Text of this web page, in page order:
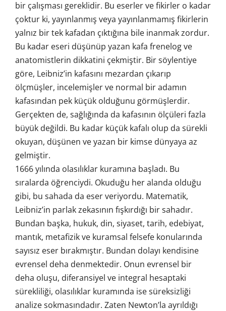
bir çalışması gereklidir. Bu eserler ve fikirler o kadar
çoktur ki, yayınlanmış veya yayınlanmamış fikirlerin
yalnız bir tek kafadan çıktığına bile inanmak zordur.
Bu kadar eseri düşünüp yazan kafa frenelog ve
anatomistlerin dikkatini çekmiştir. Bir söylentiye
göre, Leibniz’in kafasını mezardan çıkarıp
ölçmüşler, incelemişler ve normal bir adamın
kafasından pek küçük olduğunu görmüşlerdir.
Gerçekten de, sağlığında da kafasının ölçüleri fazla
büyük değildi. Bu kadar küçük kafalı olup da sürekli
okuyan, düşünen ve yazan bir kimse dünyaya az
gelmiştir.
1666 yılında olasılıklar kuramına başladı. Bu
sıralarda öğrenciydi. Okuduğu her alanda olduğu
gibi, bu sahada da eser veriyordu. Matematik,
Leibniz’in parlak zekasının fışkırdığı bir sahadır.
Bundan başka, hukuk, din, siyaset, tarih, edebiyat,
mantık, metafizik ve kuramsal felsefe konularında
sayısız eser bırakmıştır. Bundan dolayı kendisine
evrensel deha denmektedir. Onun evrensel bir
deha oluşu, diferansiyel ve integral hesaptaki
sürekliliği, olasılıklar kuramında ise süreksizliği
analize sokmasındadır. Zaten Newton’la ayrıldığı